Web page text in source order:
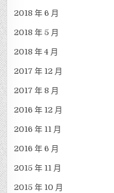
2018 年 6 月
2018 年 5 月
2018 年 4 月
2017 年 12 月
2017 年 8 月
2016 年 12 月
2016 年 11 月
2016 年 6 月
2015 年 11 月
2015 年 10 月